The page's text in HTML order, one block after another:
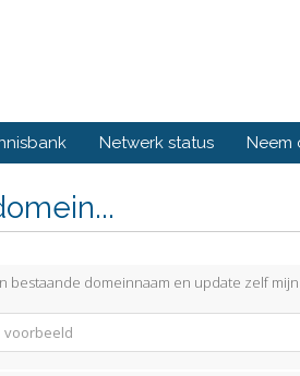
Netwerk status Neem
bestaande domeinnaam en update zelf